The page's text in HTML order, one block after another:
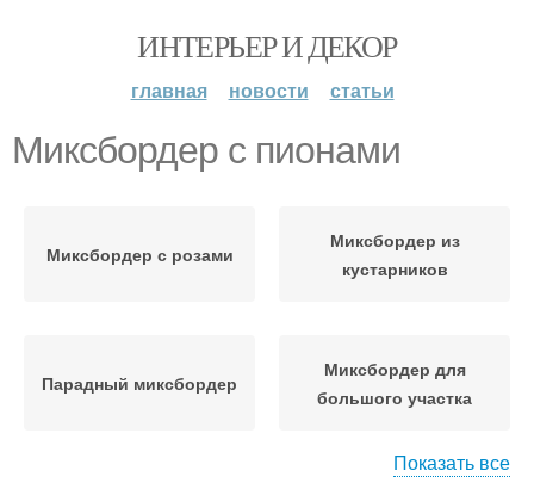
ИНТЕРЬЕР И ДЕКОР
главная новости статьи
Миксбордер с пионами
Миксбордер с розами
Миксбордер из
кустарников
Парадный миксбордер
Миксбордер для
большого участка
Показать все